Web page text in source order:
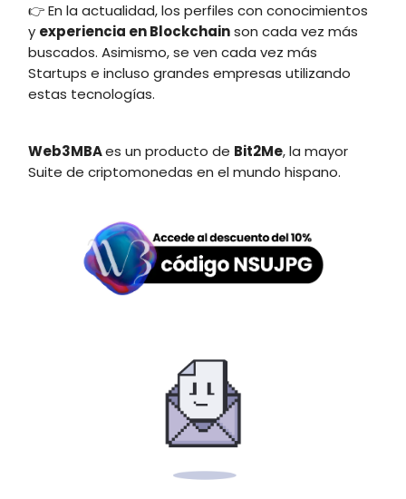
👉 En la actualidad, los perfiles con conocimientos
y experiencia en Blockchainson cada vez más
buscados. Asimismo, se ven cada vez más
Startups e incluso grandes empresas utilizando
estas tecnologías.
Web3MBAes un producto de Bit2Me, la mayor
Suite de criptomonedas en el mundo hispano.